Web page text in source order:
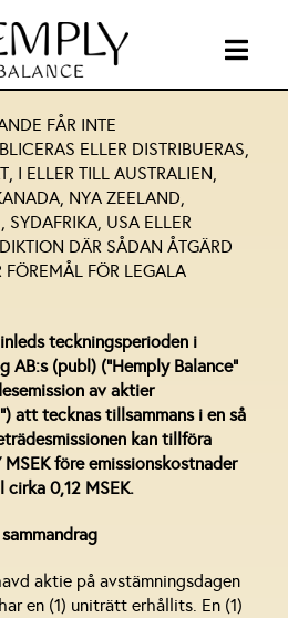
ABOUT
FÅR INTE
ELLER DISTRIBUERAS,
I ELLER TILL AUSTRALIEN,
NYA ZEELAND,
SYDAFRIKA, USA ELLER
DÄR SÅDAN ÅTGÄRD
FÖREMÅL FÖR LEGALA
teckningsperioden i
AB:s (publ) (”Hemply Balance”
av aktier
att tecknas tillsammans i en så
kan tillföra
före emissionskostnader
0,12 MSEK.
aktie på avstämningsdagen
en (1) uniträtt erhållits. En (1)